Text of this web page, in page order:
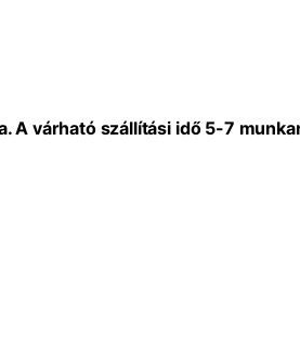
A várható szállítási idő 5-7